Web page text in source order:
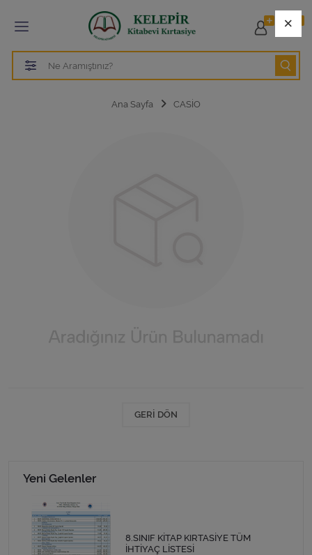
Tüm Kategoriler
ÖZEL İZMİR TEVFİK FİKRET İLKOKULU -
ORTAOKULU
ÖZEL TEVFİK FİKRET ANADOLU LİSESİ
Ana Sayfa CASİO
GERI DÖN
Yeni Gelenler
8.SINIF KİTAP KIRTASİYE TÜM
İHTİYAÇ LİSTESİ
×